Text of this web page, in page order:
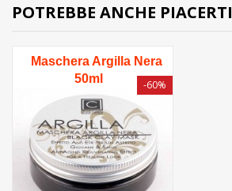
POTREBBE ANCHE PIACERTI
Maschera Argilla Nera
50ml
-60%